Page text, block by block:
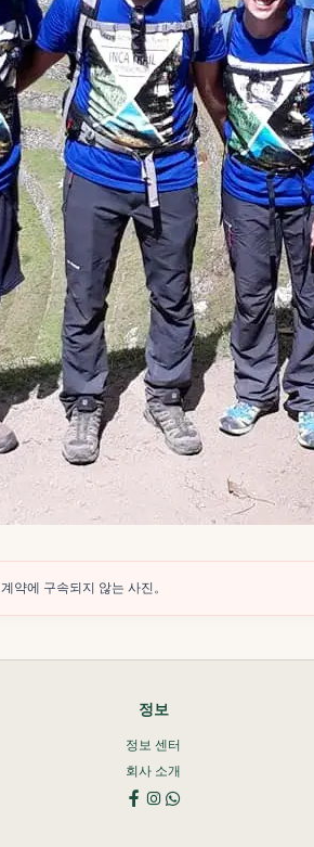
계약에 구속되지 않는 사진。
정보
정보 센터
회사 소개